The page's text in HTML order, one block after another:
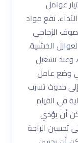
عوامل
تقع مواد
الزجاجي
الخشبية.
وعند تشغيل
وضع عامل
حدوث تسرب
في القيام
أن يؤدي
تحسين الراحة